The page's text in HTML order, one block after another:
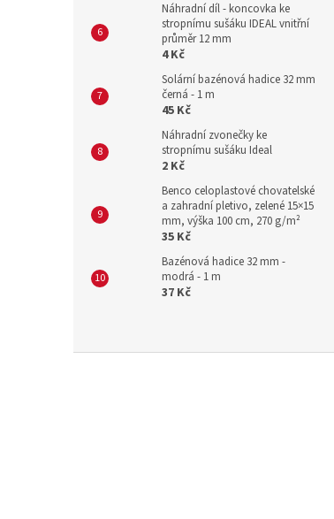
Náhradní díl - koncovka ke
stropnímu sušáku IDEAL vnitřní
průměr 12 mm
4 Kč
Solární bazénová hadice 32 mm
černá - 1 m
45 Kč
Náhradní zvonečky ke
stropnímu sušáku Ideal
2 Kč
Benco celoplastové chovatelské
a zahradní pletivo, zelené 15×15
mm, výška 100 cm, 270 g/m²
35 Kč
Bazénová hadice 32 mm -
modrá - 1 m
37 Kč